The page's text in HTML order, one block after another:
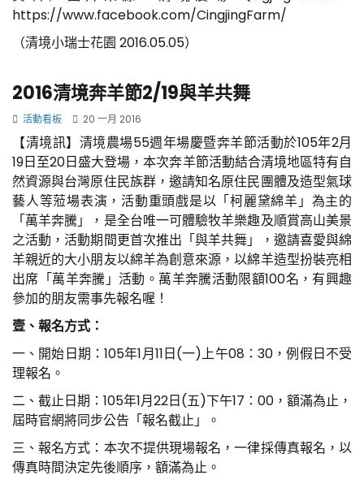
https://www.facebook.com/CingjingFarm/
（清境小瑞士花園 2016.05.05）
2016清境奔羊節2/19與羊共舞
活動看板 20 一月 2016
【清境訊】清境農場55週年場慶暨奔羊節活動於105年2月
19日至20日盛大登場，本次奔羊節活動結合清境地區特有自
然資源與台灣原住民族群，邀請知名原住民團體及造型氣球
藝人等蒞場表演，活動重頭戲是以「柯麗黛綿羊」為主的
「萬羊奔騰」，是全台唯一可體驗牧羊樂趣及順賞高山美景
之活動，活動期間更首次推出「與羊共舞」，邀請喜愛與綿
羊親近的大小朋友以綿羊為創意來源，以綿羊造型扮裝亮相
出席「萬羊奔騰」活動。萬羊奔騰活動限額100名，有興趣
參加的朋友需事先報名喔！
壹、報名方式：
一、開始日期：105年1月11日(一)上午08：30，例假日不受
理報名。
二、截止日期：105年1月22日(五)下午17：00，額滿為止，
屆時官網將同步公告「報名截止」。
三、報名方式：本次不提供現場報名，一律採傳真報名，以
傳真時間決定先後順序，額滿為止。